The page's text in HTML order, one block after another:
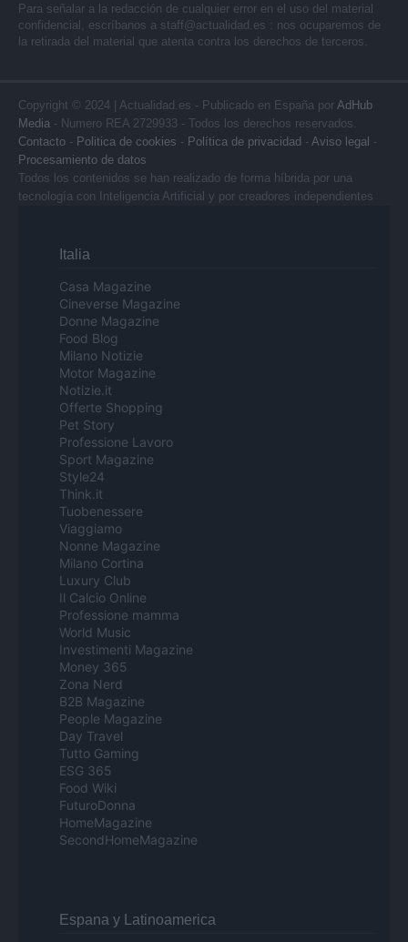
Para señalar a la redacción de cualquier error en el uso del material
confidencial, escríbanos a staff@actualidad.es : nos ocuparemos de
la retirada del material que atenta contra los derechos de terceros.
Copyright © 2024 | Actualidad.es - Publicado en España por AdHub
Media - Numero REA 2729933 - Todos los derechos reservados.
Contacto - Politica de cookies - Política de privacidad - Aviso legal -
Procesamiento de datos
Todos los contenidos se han realizado de forma híbrida por una
tecnología con Inteligencia Artificial y por creadores independientes
Italia
Casa Magazine
Cineverse Magazine
Donne Magazine
Food Blog
Milano Notizie
Motor Magazine
Notizie.it
Offerte Shopping
Pet Story
Professione Lavoro
Sport Magazine
Style24
Think.it
Tuobenessere
Viaggiamo
Nonne Magazine
Milano Cortina
Luxury Club
Il Calcio Online
Professione mamma
World Music
Investimenti Magazine
Money 365
Zona Nerd
B2B Magazine
People Magazine
Day Travel
Tutto Gaming
ESG 365
Food Wiki
FuturoDonna
HomeMagazine
SecondHomeMagazine
Espana y Latinoamerica